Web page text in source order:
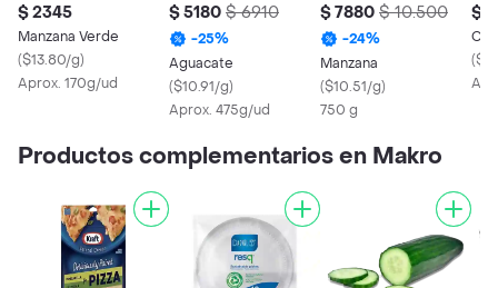
$ 2345
Manzana Verde
($13.80/g)
Aprox. 170g/ud
$ 5180 $ 6910
-25%
Aguacate
($10.91/g)
Aprox. 475g/ud
$ 7880 $ 10.500
-24%
Manzana
($10.51/g)
750 g
$
(
Productos complementarios en Makro